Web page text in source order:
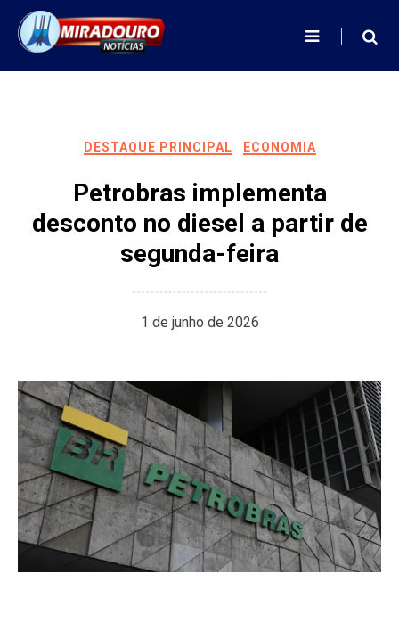
content
DESTAQUE PRINCIPAL ECONOMIA
Petrobras implementa
desconto no diesel a partir de
segunda-feira
1 de junho de 2026